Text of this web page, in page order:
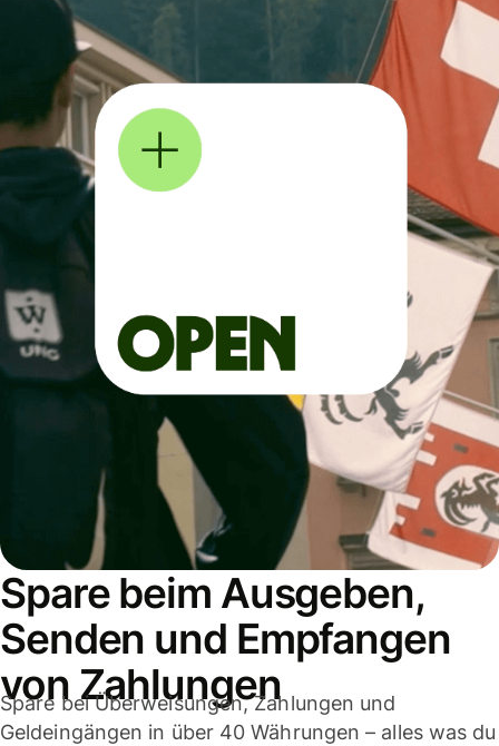
Spare beim Ausgeben,
Senden und Empfangen
von Zahlungen
Spare bei Überweisungen, Zahlungen und
Geldeingängen in über 40 Währungen – alles was du